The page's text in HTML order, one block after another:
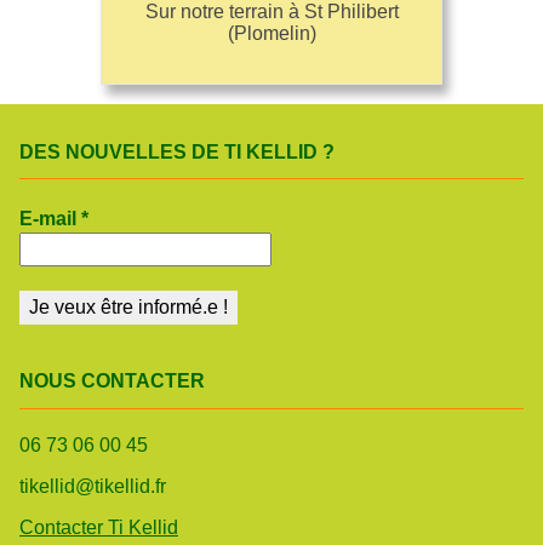
Sur notre terrain à St Philibert
(Plomelin)
DES NOUVELLES DE TI KELLID ?
E-mail *
NOUS CONTACTER
06 73 06 00 45
tikellid@tikellid.fr
Contacter Ti Kellid